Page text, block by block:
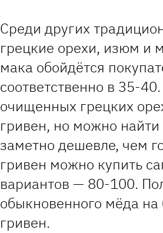
Среди других
грецкие орехи, изюм и
мака обойдётся
соответственно в 35-
очищенных грецких
гривен, но можно
заметно дешевле, чем
гривен можно купить
вариантов — 80-100.
обыкновенного мёда
гривен.